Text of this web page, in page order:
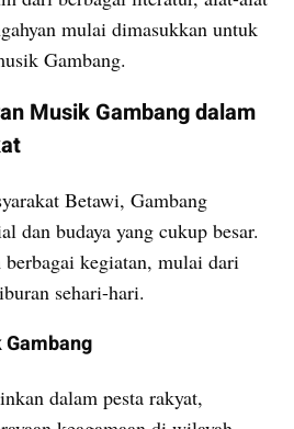
mulai dimasukkan untuk
Gambang.
Musik Gambang dalam
Betawi, Gambang
dan budaya yang cukup besar.
kegiatan, mulai dari
sehari-hari.
dalam pesta rakyat,